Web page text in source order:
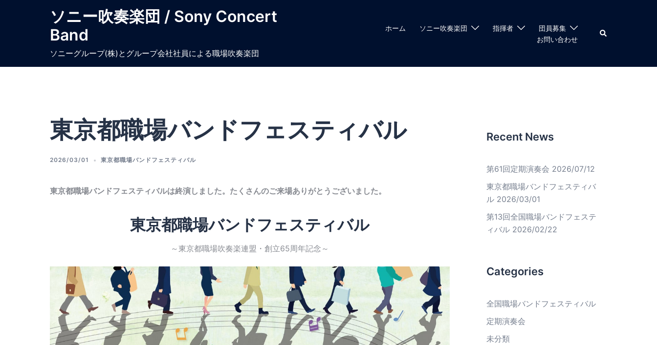
へ
ソニー吹奏楽団 / Sony Concert
Band
ソニーグループ(株)とグループ会社社員による職場吹奏楽団​
ホーム ソニー吹奏楽団 指揮者
団員募集
お問い合わせ
検
索
東京都職場バンドフェスティバル
2026/03/01 東京都職場バンドフェスティバル
東京都職場バンドフェスティバルは終演しました。たくさんのご来場ありがとうございました。
東京都職場バンドフェスティバル
～東京都職場吹奏楽連盟・創立65周年記念～
Recent News
第61回定期演奏会 2026/07/12
東京都職場バンドフェスティバ
ル 2026/03/01
第13回全国職場バンドフェステ
ィバル 2026/02/22
Categories
全国職場バンドフェスティバル
定期演奏会
未分類